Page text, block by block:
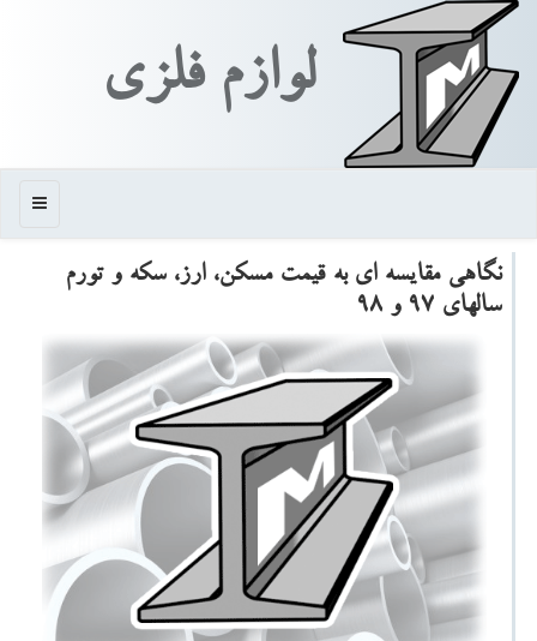
لوازم فلزی
منو
نگاهی مقایسه ای به قیمت مسكن، ارز، سكه و تورم
سالهای ۹۷ و ۹۸